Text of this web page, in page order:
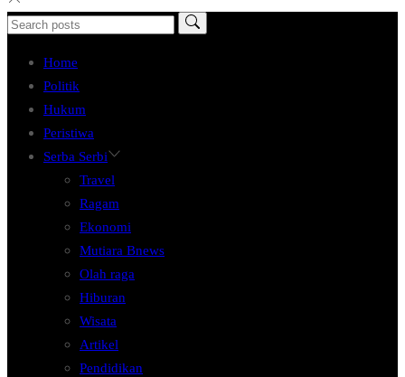
Home
Politik
Hukum
Peristiwa
Serba Serbi
Travel
Ragam
Ekonomi
Mutiara Bnews
Olah raga
Hiburan
Wisata
Artikel
Pendidikan